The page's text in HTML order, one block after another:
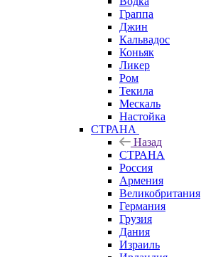
Граппа
Джин
Кальвадос
Коньяк
Ликер
Ром
Текила
Мескаль
Настойка
СТРАНА
Назад
СТРАНА
Россия
Армения
Великобритания
Германия
Грузия
Дания
Израиль